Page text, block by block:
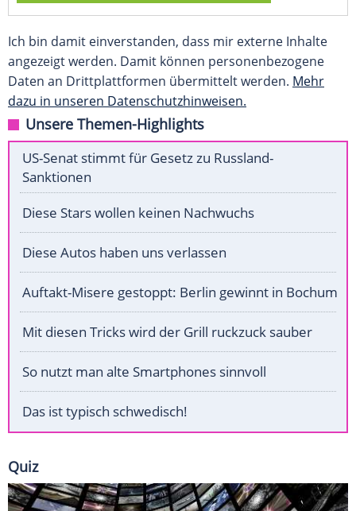
Ich bin damit einverstanden, dass mir externe Inhalte
angezeigt werden. Damit können personenbezogene
Daten an Drittplattformen übermittelt werden. Mehr
dazu in unseren Datenschutzhinweisen.
Unsere Themen-Highlights
US-Senat stimmt für Gesetz zu Russland-
Sanktionen
Diese Stars wollen keinen Nachwuchs
Diese Autos haben uns verlassen
Auftakt-Misere gestoppt: Berlin gewinnt in Bochum
Mit diesen Tricks wird der Grill ruckzuck sauber
So nutzt man alte Smartphones sinnvoll
Das ist typisch schwedisch!
Quiz